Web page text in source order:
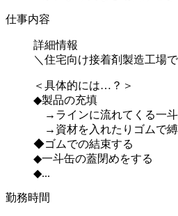
仕事内容
詳細情報
＼住宅向け接着剤製造工場
＜具体的には…？＞
◆製品の充填
→ラインに流れてくる一斗
→資材を入れたりゴムで縛
◆ゴムでの結束する
◆一斗缶の蓋閉めをする
◆...
勤務時間